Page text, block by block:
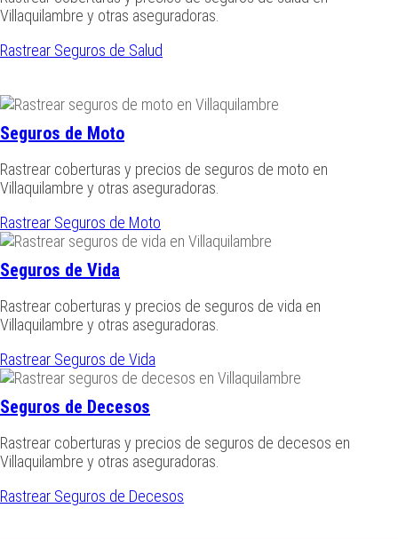
Villaquilambre y otras aseguradoras.
Rastrear Seguros de Salud
Seguros de Moto
Rastrear coberturas y precios de seguros de moto en
Villaquilambre y otras aseguradoras.
Rastrear Seguros de Moto
Seguros de Vida
Rastrear coberturas y precios de seguros de vida en
Villaquilambre y otras aseguradoras.
Rastrear Seguros de Vida
Seguros de Decesos
Rastrear coberturas y precios de seguros de decesos en
Villaquilambre y otras aseguradoras.
Rastrear Seguros de Decesos